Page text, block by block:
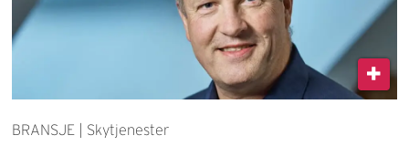
BRANSJE | Skytjenester